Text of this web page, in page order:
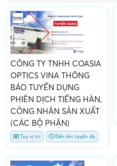
CÔNG TY TNHH COASIA
OPTICS VINA THÔNG
BÁO TUYỂN DỤNG
PHIÊN DỊCH TIẾNG HÀN,
CÔNG NHÂN SẢN XUẤT
(CÁC BỘ PHẬN)
Tuỳ vị trí Đến khi tuyển đủ